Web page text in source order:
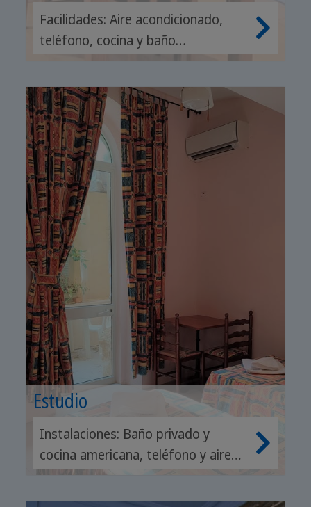
Facilidades: Aire acondicionado,
teléfono, cocina y baño
compartidos.
Estudio
Instalaciones: Baño privado y
cocina americana, teléfono y aire
acondicionado.